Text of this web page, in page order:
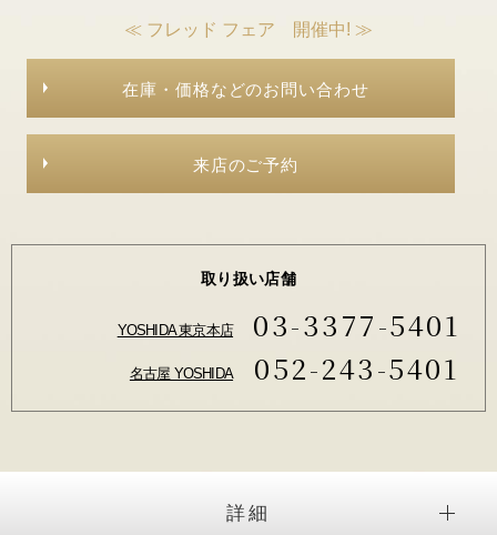
≪ フレッド フェア 開催中! ≫
在庫・価格などのお問い合わせ
来店のご予約
取り扱い店舗
YOSHIDA 東京本店 03-3377-5401
名古屋 YOSHIDA 052-243-5401
詳細